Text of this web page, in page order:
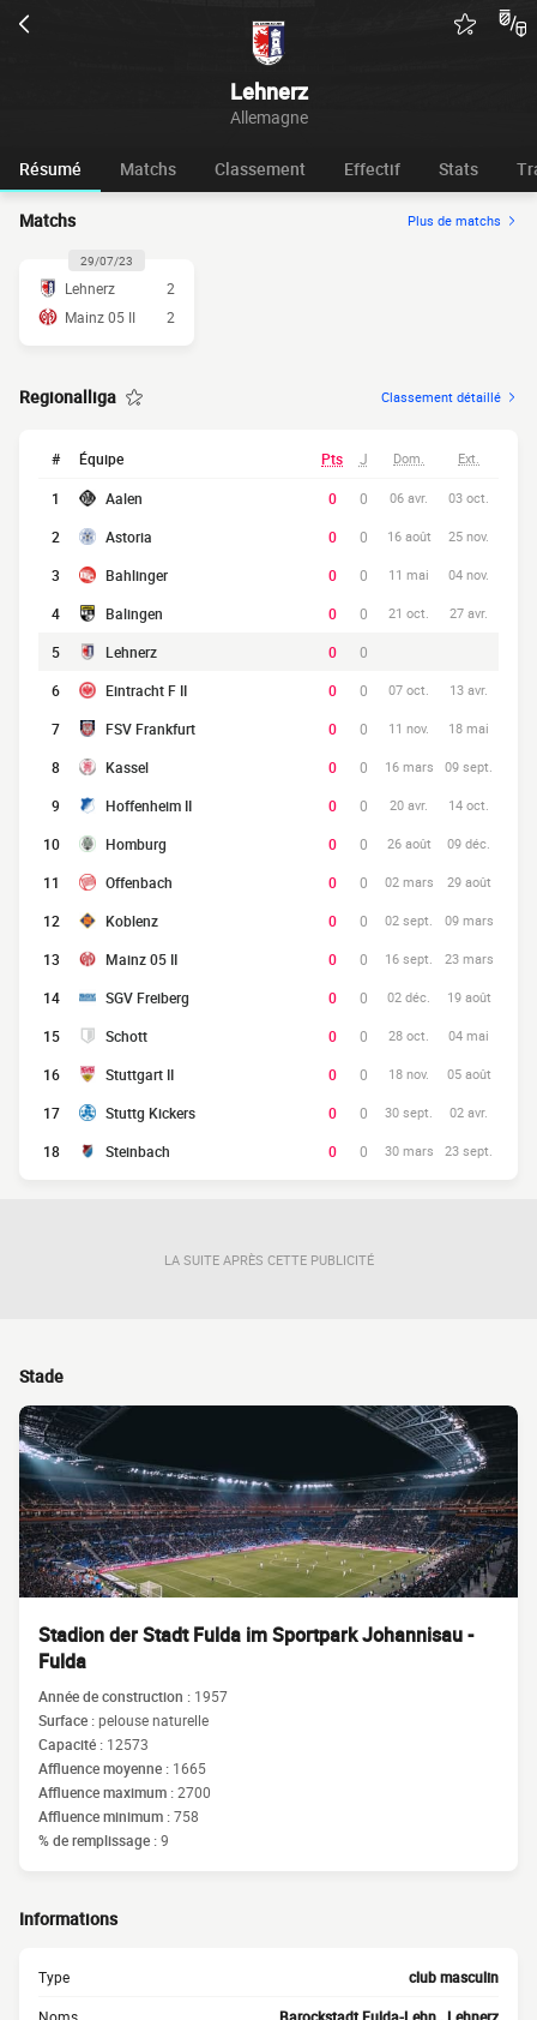
Lehnerz
Allemagne
Résumé Matchs Classement Effectif Stats
Matchs Plus de matchs
29/07/23
Lehnerz
2
Mainz 05 II
2
Regionalliga Classement détaillé
# Équipe Pts J Dom. Ext.
1 Aalen 0 0 06 avr. 03 oct.
2 Astoria 0 0 16 août 25 nov.
3 Bahlinger 0 0 11 mai 04 nov.
4 Balingen 0 0 21 oct. 27 avr.
5 Lehnerz 0
0
6
Eintracht F II 0 0 07 oct. 13 avr.
7 FSV Frankfurt 0 0 11 nov. 18 mai
8 Kassel 0 0 16 mars 09 sept.
9 Hoffenheim II 0 0 20 avr. 14 oct.
10 Homburg 0 0 26 août 09 déc.
11 Offenbach 0 0 02 mars 29 août
12 Koblenz 0 0 02 sept. 09 mars
13 Mainz 05 II 0 0 16 sept. 23 mars
14 SGV Freiberg 0 0 02 déc. 19 août
15 Schott 0 0 28 oct. 04 mai
16 Stuttgart II 0 0 18 nov. 05 août
17 Stuttg Kickers 0 0 30 sept. 02 avr.
18 Steinbach 0 0 30 mars 23 sept.
LA SUITE APRÈS CETTE PUBLICITÉ
Stade
Stadion der Stadt Fulda im Sportpark Johannisau -
Fulda
Année de construction : 1957
Surface :pelouse naturelle
Capacité : 12573
Affluence moyenne : 1665
Affluence maximum :2700
Affluence minimum :758
% de remplissage :9
Informations
Type club masculin